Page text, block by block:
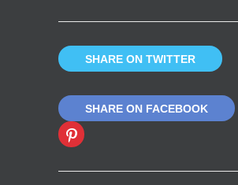
SHARE ON TWITTER
SHARE ON FACEBOOK